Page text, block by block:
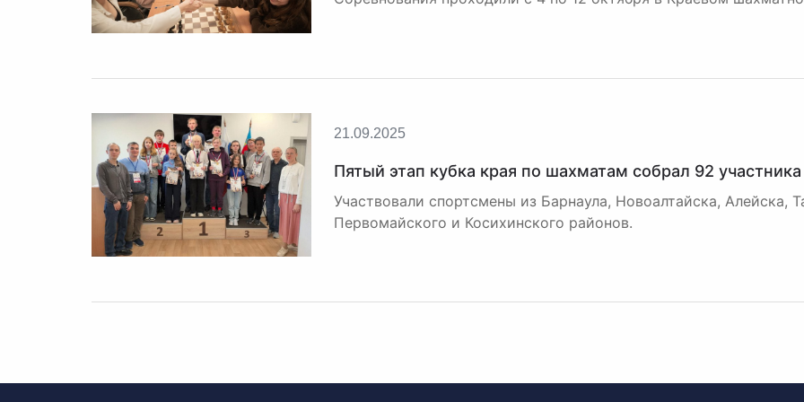
21.09.2025
Пятый этап кубка края по шахматам собрал 92 участника
Участвовали спортсмены из Барнаула, Новоалтайска, Алейска,
Первомайского и Косихинского районов.